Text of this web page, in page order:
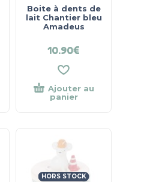
Boite à dents de
lait Chantier bleu
Amadeus
10.90€
Ajouter au
panier
HORS STOCK